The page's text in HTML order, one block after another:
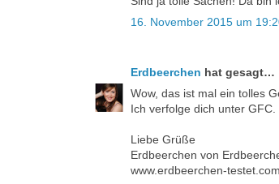
16. November 2015 um
Erdbeerchen hat gesagt…
Wow, das ist mal ein tolles
Ich verfolge dich unter GFC.
Liebe Grüße
Erdbeerchen von
www.erdbeerchen-testet.com